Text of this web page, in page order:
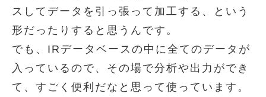
スしてデータを引っ張って加工する、という
形だったりすると思うんです。
でも、IRデータベースの中に全てのデータが
入っているので、その場で分析や出力ができ
て、すごく便利だなと思って使っています。